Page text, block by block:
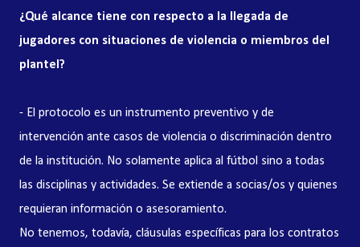
¿Qué alcance tiene con respecto a la llegada de
jugadores con situaciones de violencia o miembros del
plantel?
- El protocolo es un instrumento preventivo y de
intervención ante casos de violencia o discriminación dentro
de la institución. No solamente aplica al fútbol sino a todas
las disciplinas y actividades. Se extiende a socias/os y quienes
requieran información o asesoramiento.
No tenemos, todavía, cláusulas específicas para los contratos